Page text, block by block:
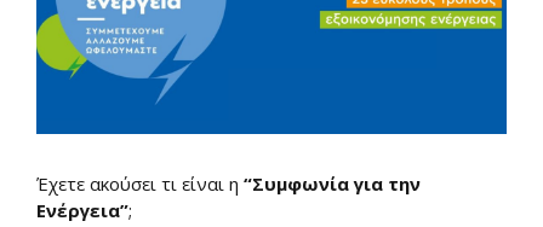
Έχετε ακούσει τι είναι η “Συμφωνία για την
Ενέργεια”;